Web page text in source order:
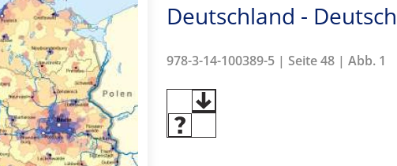
Deutschland -
978-3-14-100389-5 | Seite 48 | Abb. 1